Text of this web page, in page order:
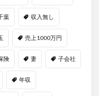
葉 収入無し
売上1000万円
険 妻 子会社
年収